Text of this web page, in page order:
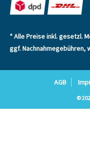
* Alle Preise inkl. gesetzl.
ggf. Nachnahmegebühren,
AGB
©